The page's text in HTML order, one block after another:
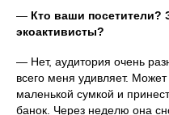
— Кто ваши посетители?
экоактивисты?
— Нет, аудитория очень
всего меня удивляет.
маленькой сумкой и
банок. Через неделю она